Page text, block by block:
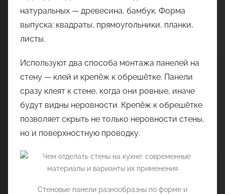
натуральных — древесина, бамбук. Форма
выпуска: квадраты, прямоугольники, планки,
листы.
Используют два способа монтажа панелей на
стену — клей и крепёж к обрешётке. Панели
сразу клеят к стене, когда они ровные, иначе
будут видны неровности. Крепёж к обрешётке
позволяет скрыть не только неровности стены,
но и поверхностную проводку.
Стеновые панели разнообразны по форме и